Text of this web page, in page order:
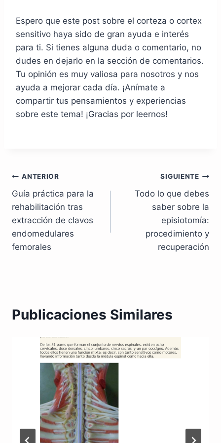
Espero que este post sobre el corteza o cortex
sensitivo haya sido de gran ayuda e interés
para ti. Si tienes alguna duda o comentario, no
dudes en dejarlo en la sección de comentarios.
Tu opinión es muy valiosa para nosotros y nos
ayuda a mejorar cada día. ¡Anímate a
compartir tus pensamientos y experiencias
sobre este tema! ¡Gracias por leernos!
Navegación
de
entradas
ANTERIOR
Guía práctica para la
rehabilitación tras
extracción de clavos
endomedulares
femorales
SIGUIENTE
Todo lo que debes
saber sobre la
episiotomía:
procedimiento y
recuperación
Publicaciones Similares